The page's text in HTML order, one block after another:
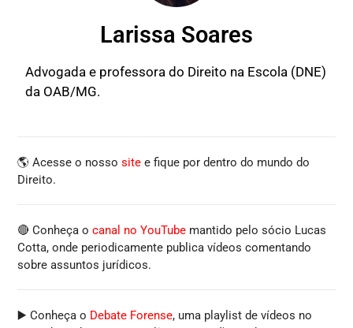
Larissa Soares
Advogada e professora do Direito na Escola (DNE)
da OAB/MG.
🌎 Acesse o nossosite e fique por dentro do mundo do
Direito.
🔴 Conheça ocanal no YouTube mantido pelo sócio Lucas
Cotta, onde periodicamente publica vídeos comentando
sobre assuntos jurídicos.
▶️ Conheça o Debate Forense, uma playlist de vídeos no